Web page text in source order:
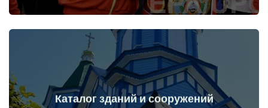
Каталог зданий и сооружений
Перейти